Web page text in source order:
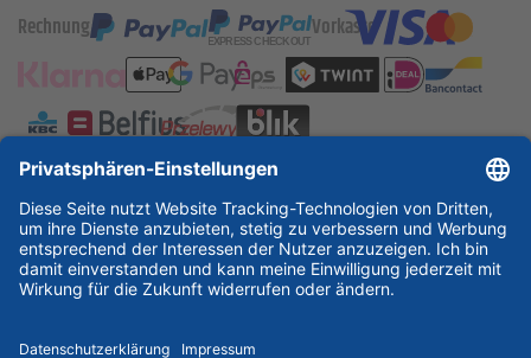
Rechnung Vorkasse
ESSKA International
new
new new